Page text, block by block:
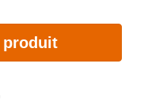
produit